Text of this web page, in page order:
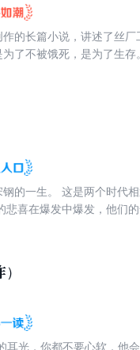
的长篇小说，讲述了丝
了不被饿死，是为了生
钢的一生。 这是两个时代
喜在爆发中爆发，他们
约时报》
耳光，你都不要心软，他